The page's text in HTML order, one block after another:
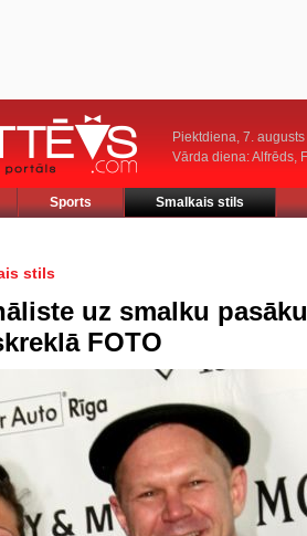
Piektdiena, 7. augusts
Vārda diena: Alfrēds,
Sports Smalkais stils
stils
uz smalku
FOTO